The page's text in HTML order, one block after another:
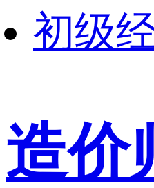
初级
造价